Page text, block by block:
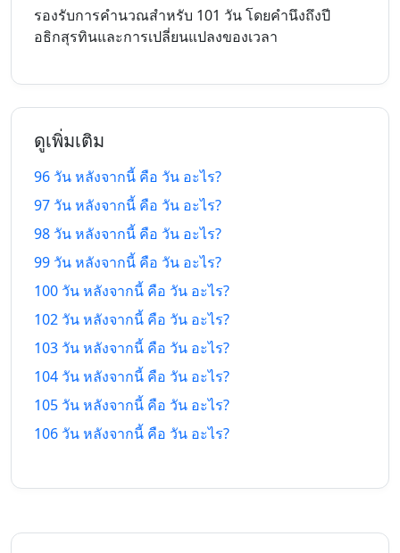
91 วัน ที่
แล้ว
7/5/26
91 วัน หลัง
จากนี้
92 วัน ที่
แล้ว
92 วัน หลัง
จากนี้
93 วัน ที่
แล้ว
จากนี้
94 วัน ที่
แล้ว
4/5/26
94 วัน หลัง
จากนี้
95 วัน ที่
แล้ว
3/5/26
95 วัน หลัง
จากนี้
96 วัน ที่
แล้ว
2/5/26
96 วัน หลัง
จากนี้
97 วัน ที่
แล้ว
1/5/26
97 วัน หลัง
จากนี้
แล้ว
จากนี้
รองรับการคำนวณสำหรับ 101 วัน โดยคำนึงถึงปี
อธิกสุรทินและการเปลี่ยนแปลงของเวลา
ดูเพิ่มเติม
96 วัน หลังจากนี้ คือ วัน อะไร?
97 วัน หลังจากนี้ คือ วัน อะไร?
98 วัน หลังจากนี้ คือ วัน อะไร?
99 วัน หลังจากนี้ คือ วัน อะไร?
100 วัน หลังจากนี้ คือ วัน อะไร?
102 วัน หลังจากนี้ คือ วัน อะไร?
103 วัน หลังจากนี้ คือ วัน อะไร?
104 วัน หลังจากนี้ คือ วัน อะไร?
105 วัน หลังจากนี้ คือ วัน อะไร?
106 วัน หลังจากนี้ คือ วัน อะไร?